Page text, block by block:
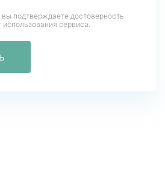
подтверждаете достоверность
использования сервиса.